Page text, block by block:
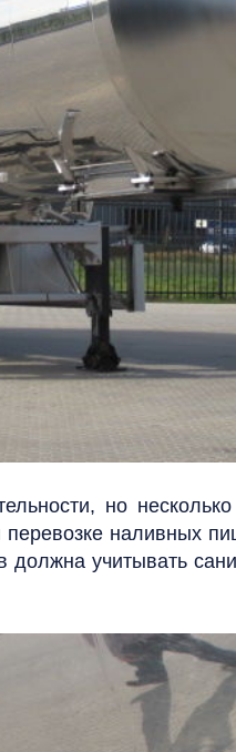
но
наливных
должна учитывать